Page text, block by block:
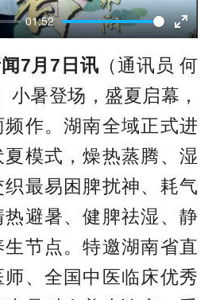
01:52
E
n
e
r
f
u
l
l
l
a
y
7月7日讯 （通讯员 何
小暑登场，盛夏启幕，
作。湖南全域正式进
模式，燥热蒸腾、湿
最易困脾扰神、耗气
避暑、健脾祛湿、静
节点。特邀湖南省直
、全国中医临床优秀